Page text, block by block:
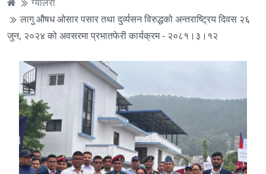
लागु औषध ओसार पसार तथा दुर्व्यसन विरुद्धको अन्तराष्ट्रिय दिवस २६
जुन, २०२४ को अवसरमा प्रभातफेरी कार्यक्रम - २०८१।३।१२